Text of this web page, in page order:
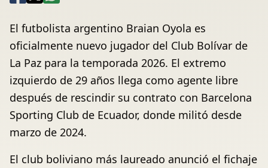
El futbolista argentino Braian Oyola es
oficialmente nuevo jugador del Club Bolívar de
La Paz para la temporada 2026. El extremo
izquierdo de 29 años llega como agente libre
después de rescindir su contrato con Barcelona
Sporting Club de Ecuador, donde militó desde
marzo de 2024.
El club boliviano más laureado anunció el fichaje